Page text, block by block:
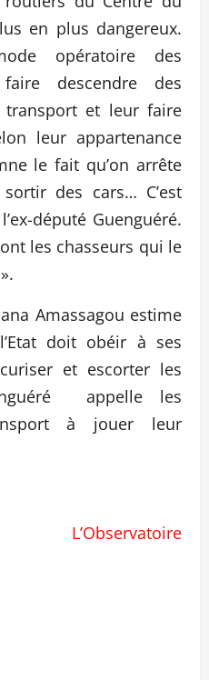
en plus dangereux.
opératoire des
descendre des
transport et leur faire
leur appartenance
le fait qu’on arrête
des cars… C’est
député Guenguéré.
les chasseurs qui le
Amassagou estime
doit obéir à ses
et escorter les
appelle les
à jouer leur
L’Observatoire